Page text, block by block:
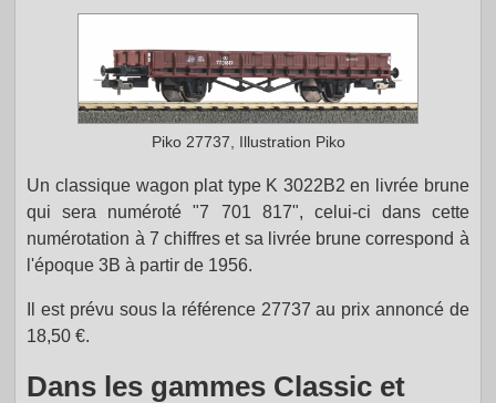
Piko 27737, Illustration Piko
Un classique wagon plat type K 3022B2 en livrée brune
qui sera numéroté "7 701 817", celui-ci dans cette
numérotation à 7 chiffres et sa livrée brune correspond à
l'époque 3B à partir de 1956.
Il est prévu sous la référence 27737 au prix annoncé de
18,50 €.
Dans les gammes Classic et